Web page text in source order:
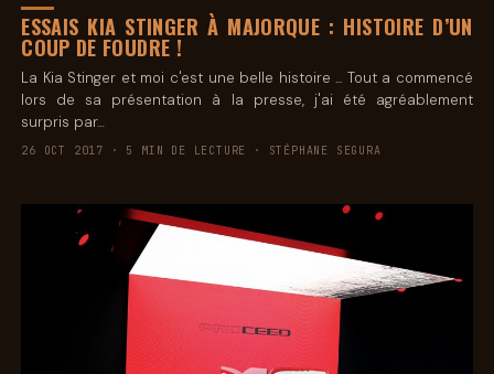
ESSAIS KIA STINGER À MAJORQUE : HISTOIRE D’UN
COUP DE FOUDRE !
La Kia Stinger et moi c'est une belle histoire ... Tout a commencé
lors de sa présentation à la presse, j'ai été agréablement
surpris par…
26 OCT 2017 · 5 MIN DE LECTURE · STÉPHANE SEGURA